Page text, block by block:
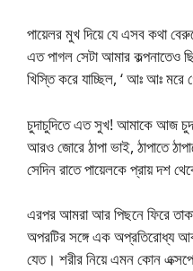
পায়েলর মুখ দিয়ে যে এসব কথা
এত পাগল সেটা আমার কল্পনাতেও
খিস্তি করে যাচ্ছিল, ‘ আঃ আঃ মরে
চুদাচুদিতে এত সুখ! আমাকে আজ
আরও জোরে ঠাপা ভাই, ঠাপাতে
সেদিন রাতে পায়েলকে প্রায় দশ
এরপর আমরা আর পিছনে ফিরে
অপরটির সঙ্গে এক অপ্রতিরোধ্য
যেত। শরীর নিয়ে এমন কোন